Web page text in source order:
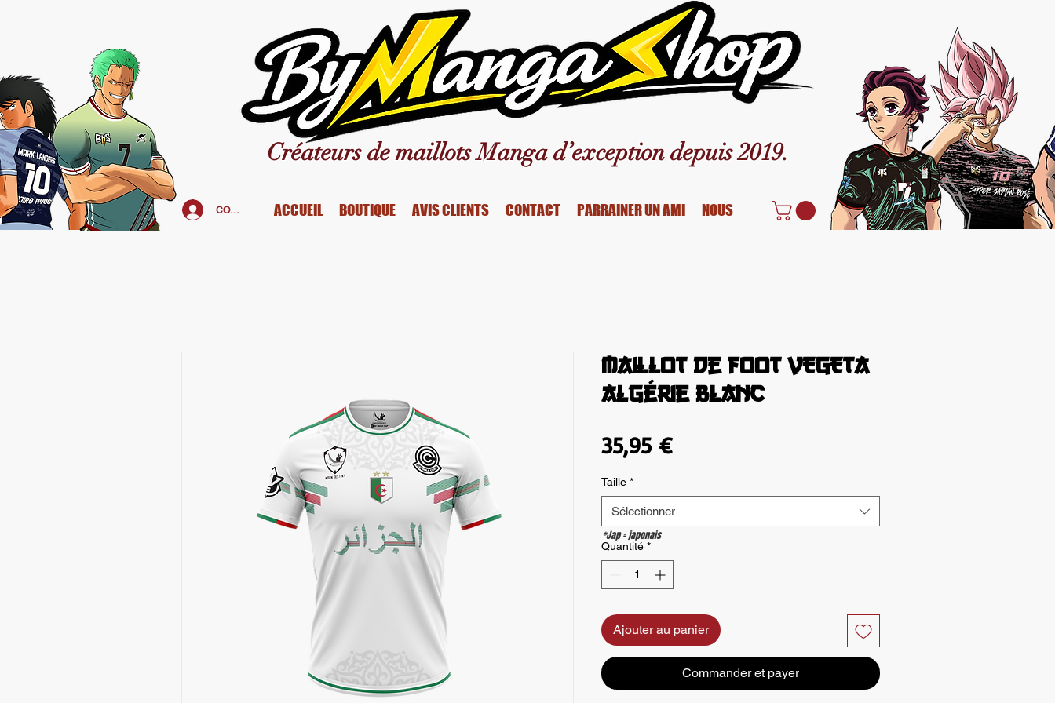
Créateurs de maillots Manga d’exception depuis 2019.
ACCUEIL BOUTIQUE AVIS CLIENTS CONTACT PARRAINER UN AMI NOUS
CONNEXION
Maillot de foot VEGETA
Algérie blanc
35,95 €Prix
Taille *
Sélectionner
Quantité *
Ajouter au panier
Commander et payer
*Jap = japonais